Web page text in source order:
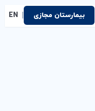
بیمارستان مجازی EN